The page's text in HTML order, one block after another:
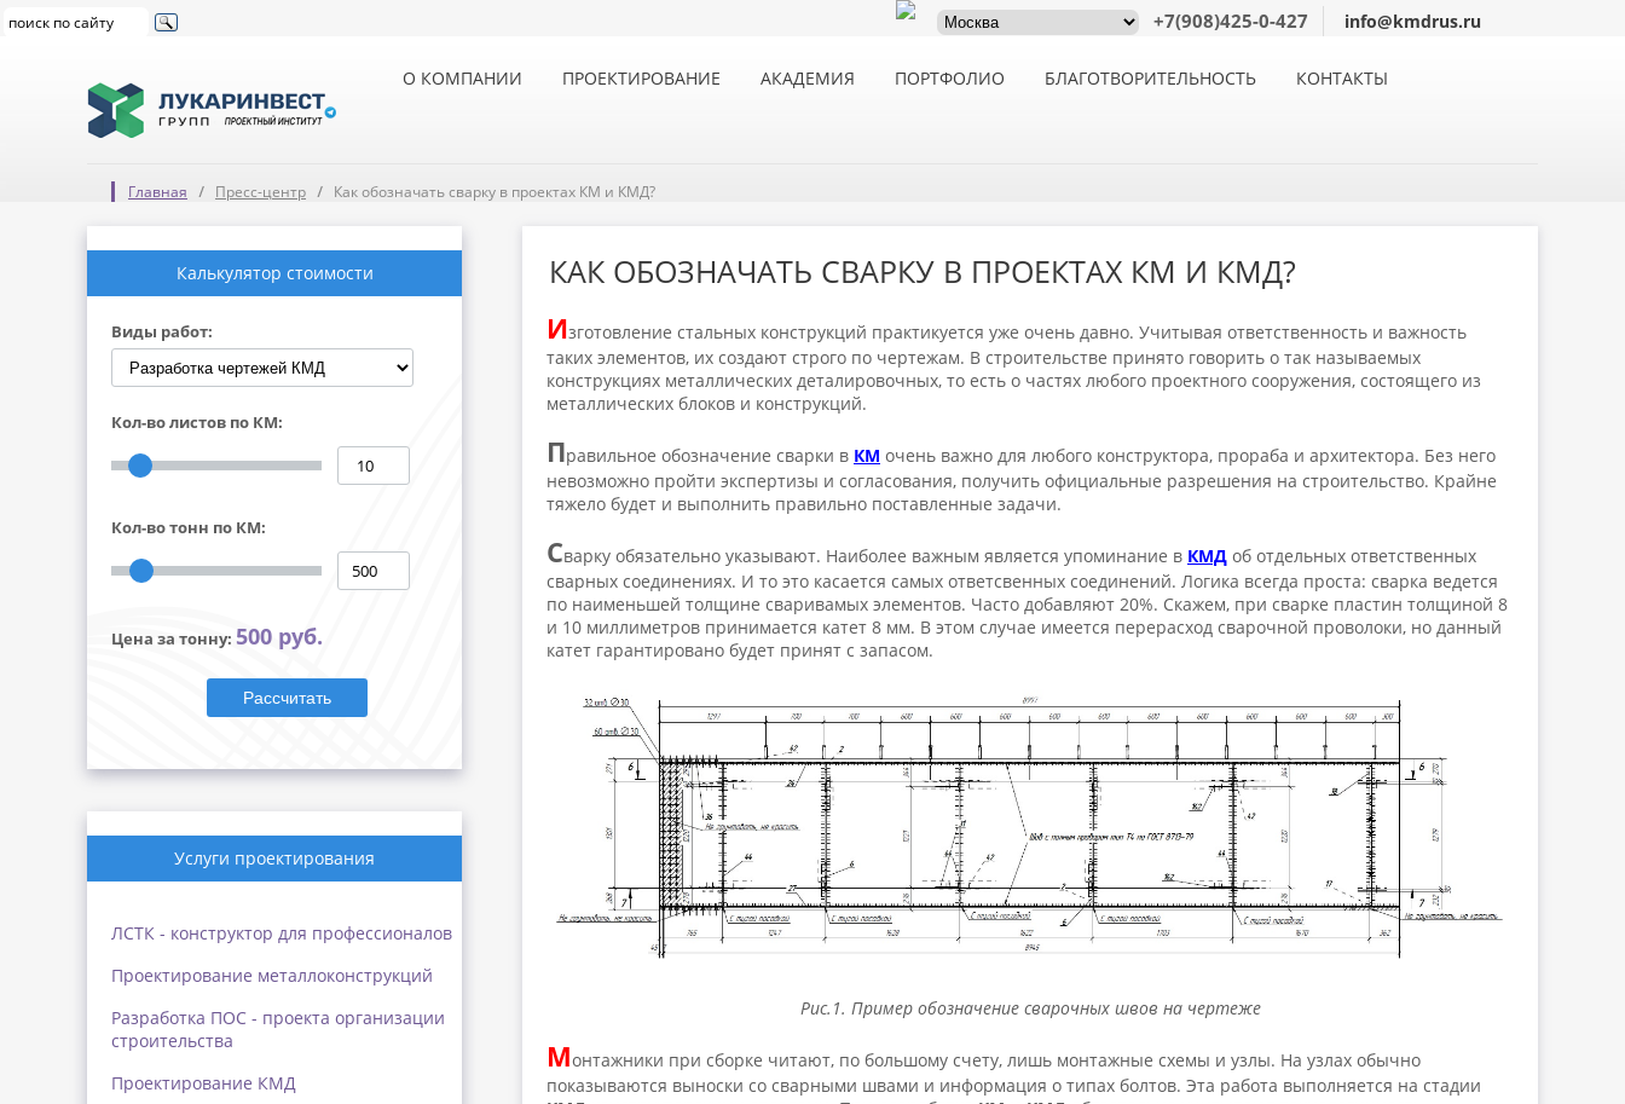
+7(908)425-0-427 info@kmdrus.ru
О КОМПАНИИ ПРОЕКТИРОВАНИЕ АКАДЕМИЯ ПОРТФОЛИО БЛАГОТВОРИТЕЛЬНОСТЬ КОНТАКТЫ
Главная Пресс-центр Как обозначать сварку в проектах КМ и КМД?
Калькулятор стоимости
Виды работ:
Кол-во листов по КМ:
Кол-во тонн по КМ:
Цена за тонну: 500 руб.
Рассчитать
Услуги проектирования
ЛСТК - конструктор для профессионалов
Проектирование металлоконструкций
Разработка ПОС - проекта организации
строительства
Проектирование КМД
КАК ОБОЗНАЧАТЬ СВАРКУ В ПРОЕКТАХ КМ И КМД?
Изготовление стальных конструкций практикуется уже очень давно. Учитывая ответственность и важность
таких элементов, их создают строго по чертежам. В строительстве принято говорить о так называемых
конструкциях металлических деталировочных, то есть о частях любого проектного сооружения, состоящего из
металлических блоков и конструкций.
Правильное обозначение сварки в КМ очень важно для любого конструктора, прораба и архитектора. Без него
невозможно пройти экспертизы и согласования, получить официальные разрешения на строительство. Крайне
тяжело будет и выполнить правильно поставленные задачи.
Сварку обязательно указывают. Наиболее важным является упоминание в КМД об отдельных ответственных
сварных соединениях. И то это касается самых ответсвенных соединений. Логика всегда проста: сварка ведется
по наименьшей толщине сваривамых элементов. Часто добавляют 20%. Скажем, при сварке пластин толщиной 8
и 10 миллиметров принимается катет 8 мм. В этом случае имеется перерасход сварочной проволоки, но данный
катет гарантировано будет принят с запасом.
Рис.1. Пример обозначение сварочных швов на чертеже
Монтажники при сборке читают, по большому счету, лишь монтажные схемы и узлы. На узлах обычно
показываются выноски со сварными швами и информация о типах болтов. Эта работа выполняется на стадии